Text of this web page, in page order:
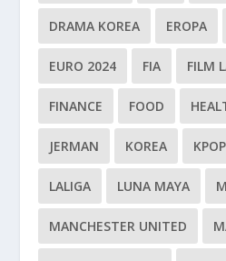
DRAMA KOREA EROPA
EURO 2024 FIA FILM
FINANCE FOOD
JERMAN KOREA KPOP
LALIGA LUNA MAYA
MANCHESTER UNITED